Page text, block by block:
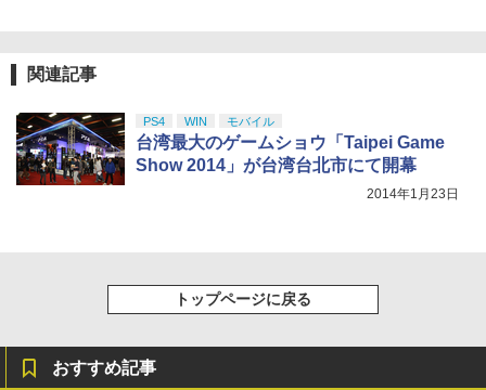
関連記事
PS4 WIN モバイル
台湾最大のゲームショウ「Taipei Game
Show 2014」が台湾台北市にて開幕
2014年1月23日
トップページに戻る
おすすめ記事